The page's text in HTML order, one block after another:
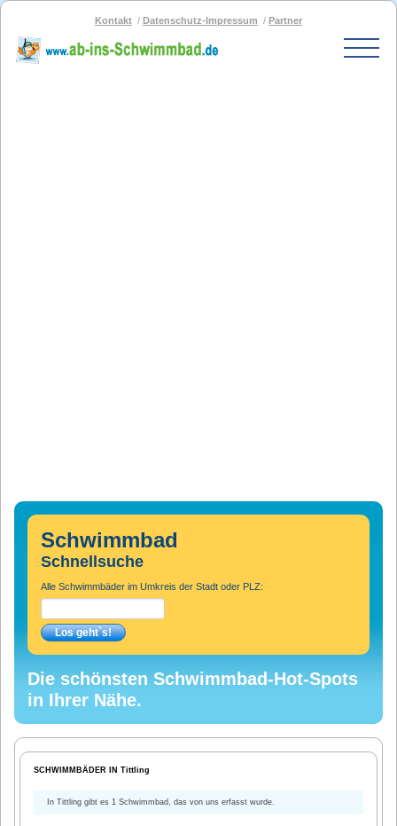
Kontakt Datenschutz-Impressum Partner
Schwimmbad
Schnellsuche
Alle Schwimmbäder im Umkreis der Stadt oder PLZ:
Die schönsten Schwimmbad-Hot-Spots
in Ihrer Nähe.
SCHWIMMBÄDER IN Tittling
In Tittling gibt es 1 Schwimmbad, das von uns erfasst wurde.